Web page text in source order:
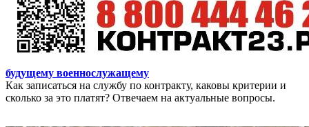
будущему военнослужащему
Как записаться на службу по контракту, каковы критерии и
сколько за это платят? Отвечаем на актуальные вопросы.